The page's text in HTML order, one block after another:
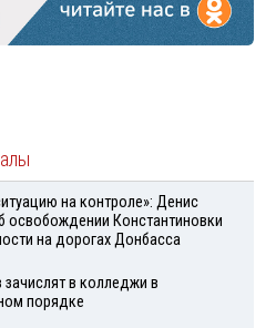
на контроле»: Денис
освобождении Константиновки
на дорогах Донбасса
зачислят в колледжи в
порядке